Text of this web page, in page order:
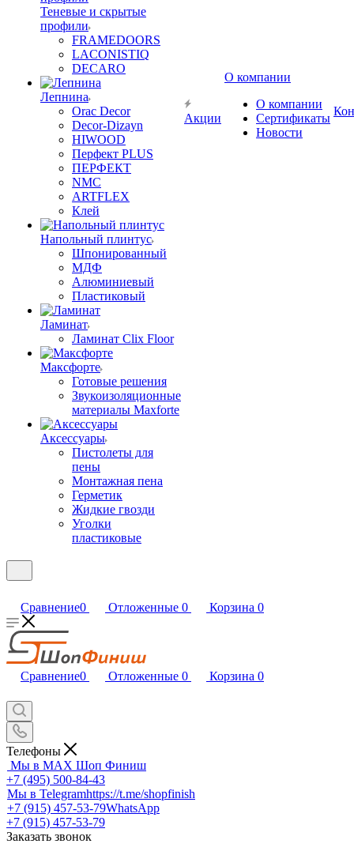
Теневые и скрытые
профили
FRAMEDOORS
LACONISTIQ
DECARO
Лепнина
Orac Decor
Decor-Dizayn
HIWOOD
Перфект PLUS
ПЕРФЕКТ
NMC
ARTFLEX
Клей
Напольный плинтус
Шпонированный
МДФ
Алюминиевый
Пластиковый
Ламинат
Ламинат Clix Floor
Максфорте
Готовые решения
Звукоизоляционные
материалы Maxforte
Аксессуары
Пистолеты для
пены
Монтажная пена
Герметик
Жидкие гвозди
Уголки
пластиковые
Акции
О компании
О компании
Сертификаты
Новости
Сравнение0 Отложенные 0 Корзина 0
Сравнение0 Отложенные 0 Корзина 0
Телефоны
Мы в MAX Шоп Финиш
+7 (495) 500-84-43
Мы в Telegramhttps://t.me/shopfinish
+7 (915) 457-53-79WhatsApp
+7 (915) 457-53-79
Заказать звонок